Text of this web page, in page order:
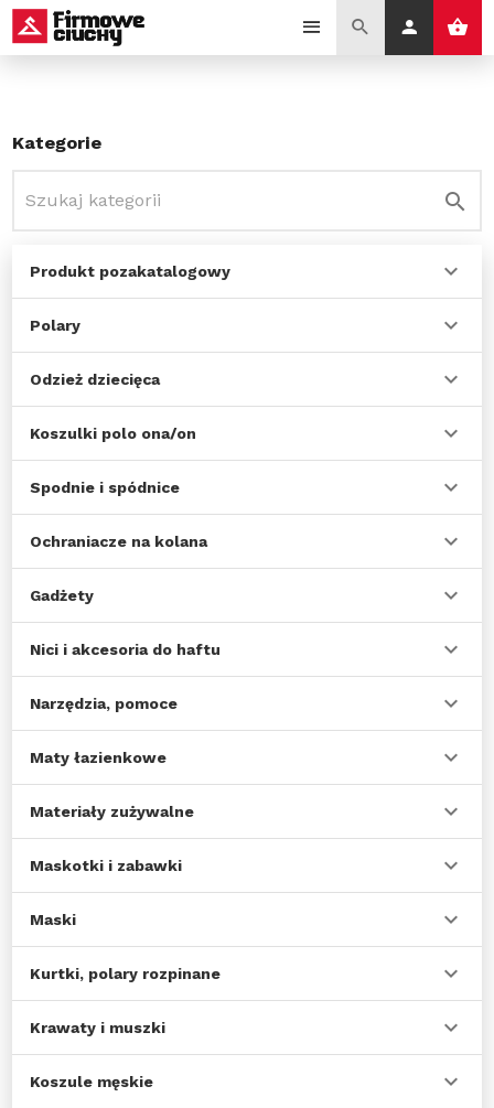
Kategorie
Produkt pozakatalogowy
Polary
Odzież dziecięca
Koszulki polo ona/on
Spodnie i spódnice
Ochraniacze na kolana
Gadżety
Nici i akcesoria do haftu
Narzędzia, pomoce
Maty łazienkowe
Materiały zużywalne
Maskotki i zabawki
Maski
Kurtki, polary rozpinane
Krawaty i muszki
Koszule męskie